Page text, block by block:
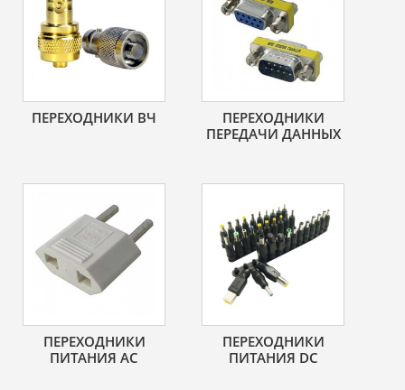
ПЕРЕХОДНИКИ ВЧ
ПЕРЕХОДНИКИ
ПЕРЕДАЧИ ДАННЫХ
ПЕРЕХОДНИКИ
ПИТАНИЯ AC
ПЕРЕХОДНИКИ
ПИТАНИЯ DC